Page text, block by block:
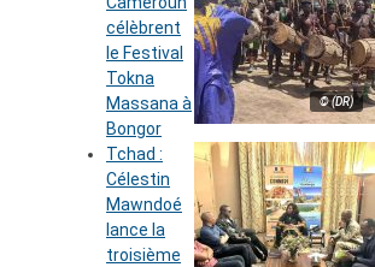
© (DR)
célèbrent
le Festival
Tokna
Massana à
Bongor
Tchad :
Célestin
Mawndoé
lance la
troisième